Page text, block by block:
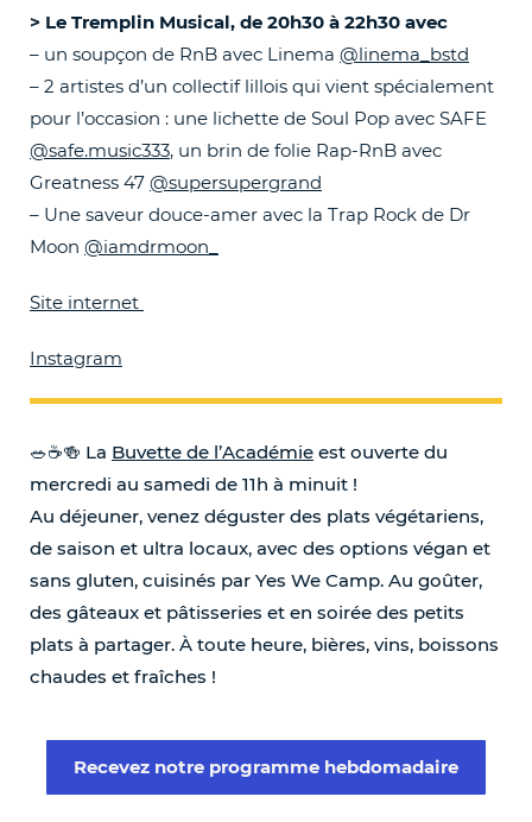
> Le Tremplin Musical, de 20h30 à 22h30 avec
– un soupçon de RnB avec Linema @linema_bstd
– 2 artistes d’un collectif lillois qui vient spécialement
pour l’occasion : une lichette de Soul Pop avec SAFE
@safe.music333, un brin de folie Rap-RnB avec
Greatness 47 @supersupergrand
– Une saveur douce-amer avec la Trap Rock de Dr
Moon @iamdrmoon_
Site internet
Instagram
🥗☕️🍻 La Buvette de l’Académie est ouverte du
mercredi au samedi de 11h à minuit !
Au déjeuner, venez déguster des plats végétariens,
de saison et ultra locaux, avec des options végan et
sans gluten, cuisinés par Yes We Camp. Au goûter,
des gâteaux et pâtisseries et en soirée des petits
plats à partager. À toute heure, bières, vins, boissons
chaudes et fraîches !
Recevez notre programme hebdomadaire